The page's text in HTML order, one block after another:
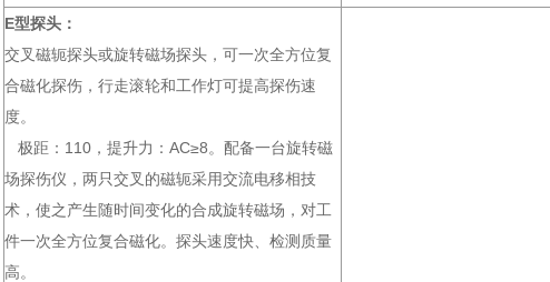
E型探头：
交叉磁轭探头或旋转磁场探头，可一次全方位复
合磁化探伤，行走滚轮和工作灯可提高探伤速
度。
极距：110，提升力：AC≥8。配备一台旋转磁
场探伤仪，两只交叉的磁轭采用交流电移相技
术，使之产生随时间变化的合成旋转磁场，对工
件一次全方位复合磁化。探头速度快、检测质量
高。